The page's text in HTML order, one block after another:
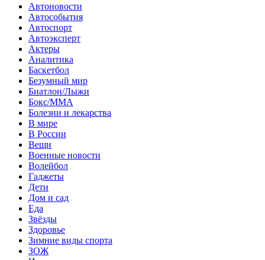
Автоновости
Автособытия
Автоспорт
Автоэксперт
Актеры
Аналитика
Баскетбол
Безумный мир
Биатлон/Лыжи
Бокс/MMA
Болезни и лекарства
В мире
В России
Вещи
Военные новости
Волейбол
Гаджеты
Дети
Дом и сад
Еда
Звёзды
Здоровье
Зимние виды спорта
ЗОЖ